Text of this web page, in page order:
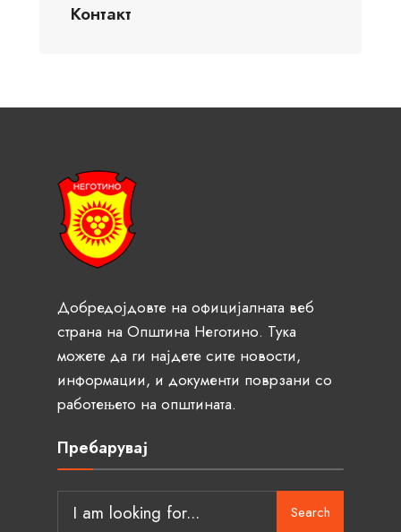
Контакт
Добредојдовте на официјалната веб
страна на Општина Неготино. Тука
можете да ги најдете сите новости,
информации, и документи поврзани со
работењето на општината.
Пребарувај
Search